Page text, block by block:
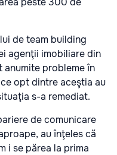
de team building
agenţii imobiliare din
anumite probleme în
opt dintre aceştia au
s-a remediat.
de comunicare
au înţeles că
i se părea la prima